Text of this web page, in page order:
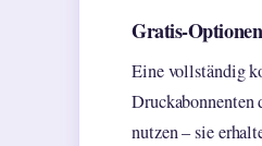
Gratis-
Eine vollständig
Druckabonnenten
nutzen – sie